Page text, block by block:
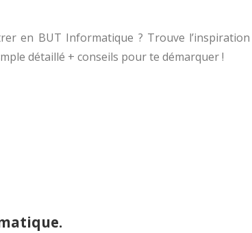
en BUT Informatique ? Trouve
détaillé + conseils pour te démarquer !